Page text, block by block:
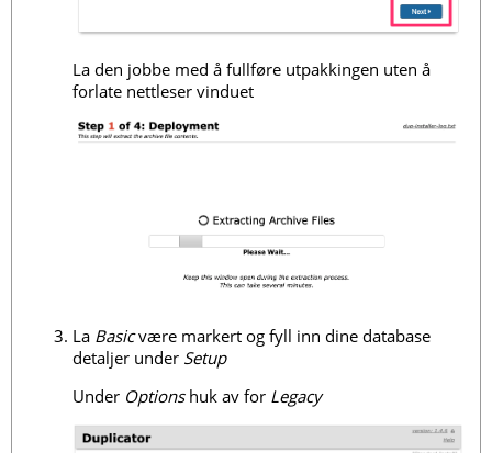
La den jobbe med å fullføre utpakkingen uten å
forlate nettleser vinduet
La Basicvære markert og fyll inn dine database
detaljer under Setup
Under Optionshuk av for Legacy